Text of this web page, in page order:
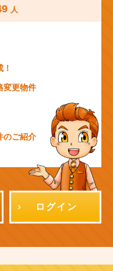
人
変更物件
のご紹介
ログイン